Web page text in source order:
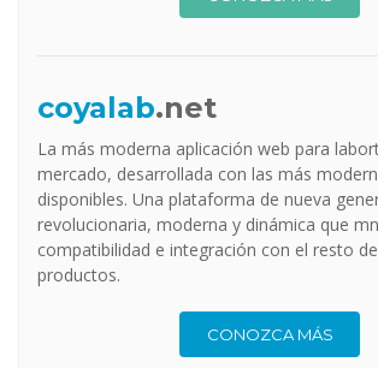
coyalab.net
La más moderna aplicación web para
mercado, desarrollada con las más
disponibles. Una plataforma de nueva
revolucionaria, moderna y dinámica que
compatibilidad e integración con el resto
productos.
CONOZCA MÁS